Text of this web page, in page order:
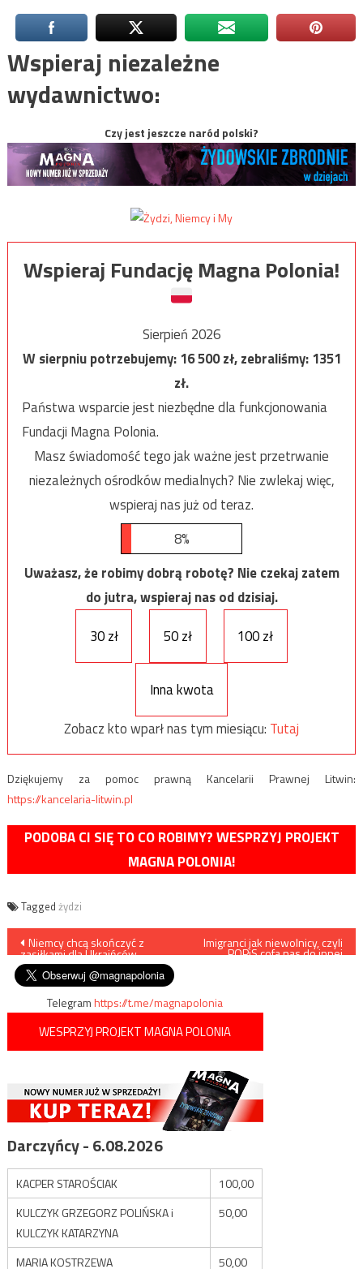
Wspieraj niezależne
wydawnictwo:
Czy jest jeszcze naród polski?
Wspieraj Fundację Magna Polonia!
Sierpień 2026
W sierpniu potrzebujemy:16 500zł, zebraliśmy:1351
zł.
Państwa wsparcie jest niezbędne dla funkcjonowania
Fundacji Magna Polonia.
Masz świadomość tego jak ważne jest przetrwanie
niezależnych ośrodków medialnych? Nie zwlekaj więc,
wspieraj nas już od teraz.
8%
Uważasz, że robimy dobrą robotę? Nie czekaj zatem
do jutra, wspieraj nas od dzisiaj.
30 zł
50 zł 100 zł
Inna kwota
Zobacz kto wparł nas tym miesiącu: Tutaj
Dziękujemy za pomoc prawną Kancelarii Prawnej Litwin:
https://kancelaria-litwin.pl
PODOBA CI SIĘ TO CO ROBIMY? WESPRZYJ PROJEKT
MAGNA POLONIA!
Tagged żydzi
Nawigacja
wpisu
Niemcy chcą skończyć z
zasiłkami dla Ukraińców
Imigranci jak niewolnicy, czyli
POPiS cofa nas do innej
Telegramhttps://t.me/magnapolonia
WESPRZYJ PROJEKT MAGNA POLONIA
Darczyńcy - 6.08.2026
KACPER STAROŚCIAK
100,00
KULCZYK GRZEGORZ POLIŃSKA i
KULCZYK KATARZYNA
50,00
MARIA KOSTRZEWA 50,00